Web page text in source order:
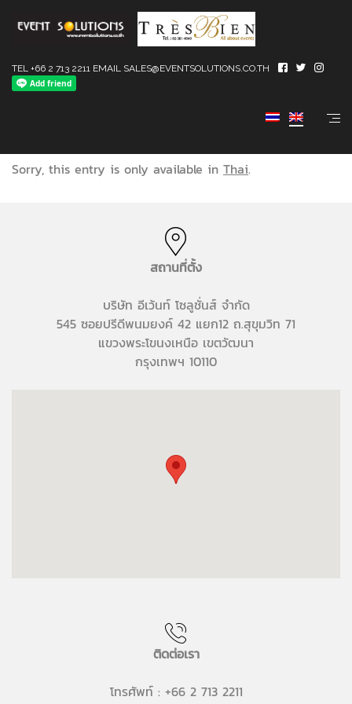
TEL +66 2 713 2211 EMAIL SALES@EVENTSOLUTIONS.CO.TH
(ไทย) Imported Show
Sorry, this entry is only available in Thai.
สถานที่ตั้ง
บริษัท อีเว้นท์ โซลูชั่นส์ จำกัด
545 ซอยปรีดีพนมยงค์ 42 แยก12 ถ.สุขุมวิท 71
แขวงพระโขนงเหนือ เขตวัฒนา
กรุงเทพฯ 10110
ติดต่อเรา
โทรศัพท์ : +66 2 713 2211